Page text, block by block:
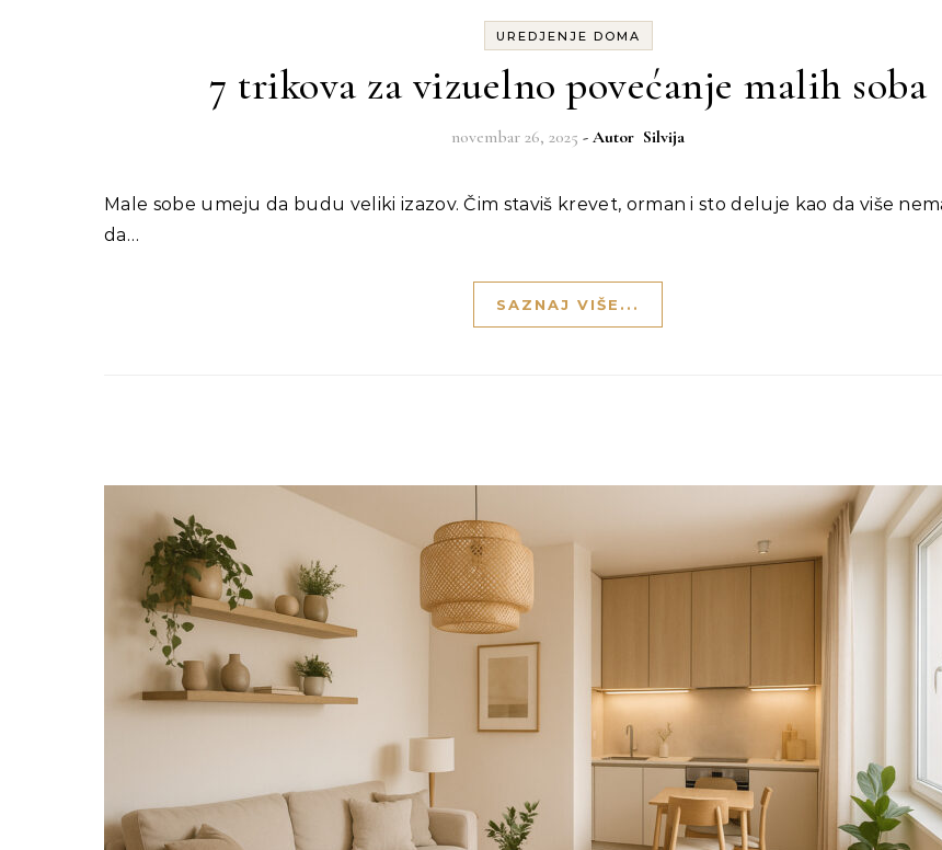
UREDJENJE DOMA
7 trikova za vizuelno povećanje malih soba
novembar 26, 2025 - Autor Silvija
Male sobe umeju da budu veliki izazov. Čim staviš krevet, orman i sto deluje kao da više nema mesta
da…
SAZNAJ VIŠE...